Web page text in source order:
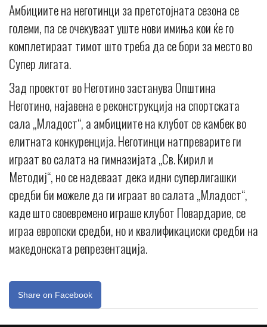
Амбициите на неготинци за претстојната сезона се
големи, па се очекуваат уште нови имиња кои ќе го
комплетираат тимот што треба да се бори за место во
Супер лигата.
Зад проектот во Неготино застанува Општина
Неготино, најавена е реконструкција на спортската
сала „Младост“, а амбициите на клубот се камбек во
елитната конкуренција. Неготинци натпреварите ги
играат во салата на гимназијата „Св. Кирил и
Методиј“, но се надеваат дека идни суперлигашки
средби би можеле да ги играат во салата „Младост“,
каде што своевремено играше клубот Повардарие, се
играа европски средби, но и квалификациски средби на
македонската репрезентација.
Share on Facebook